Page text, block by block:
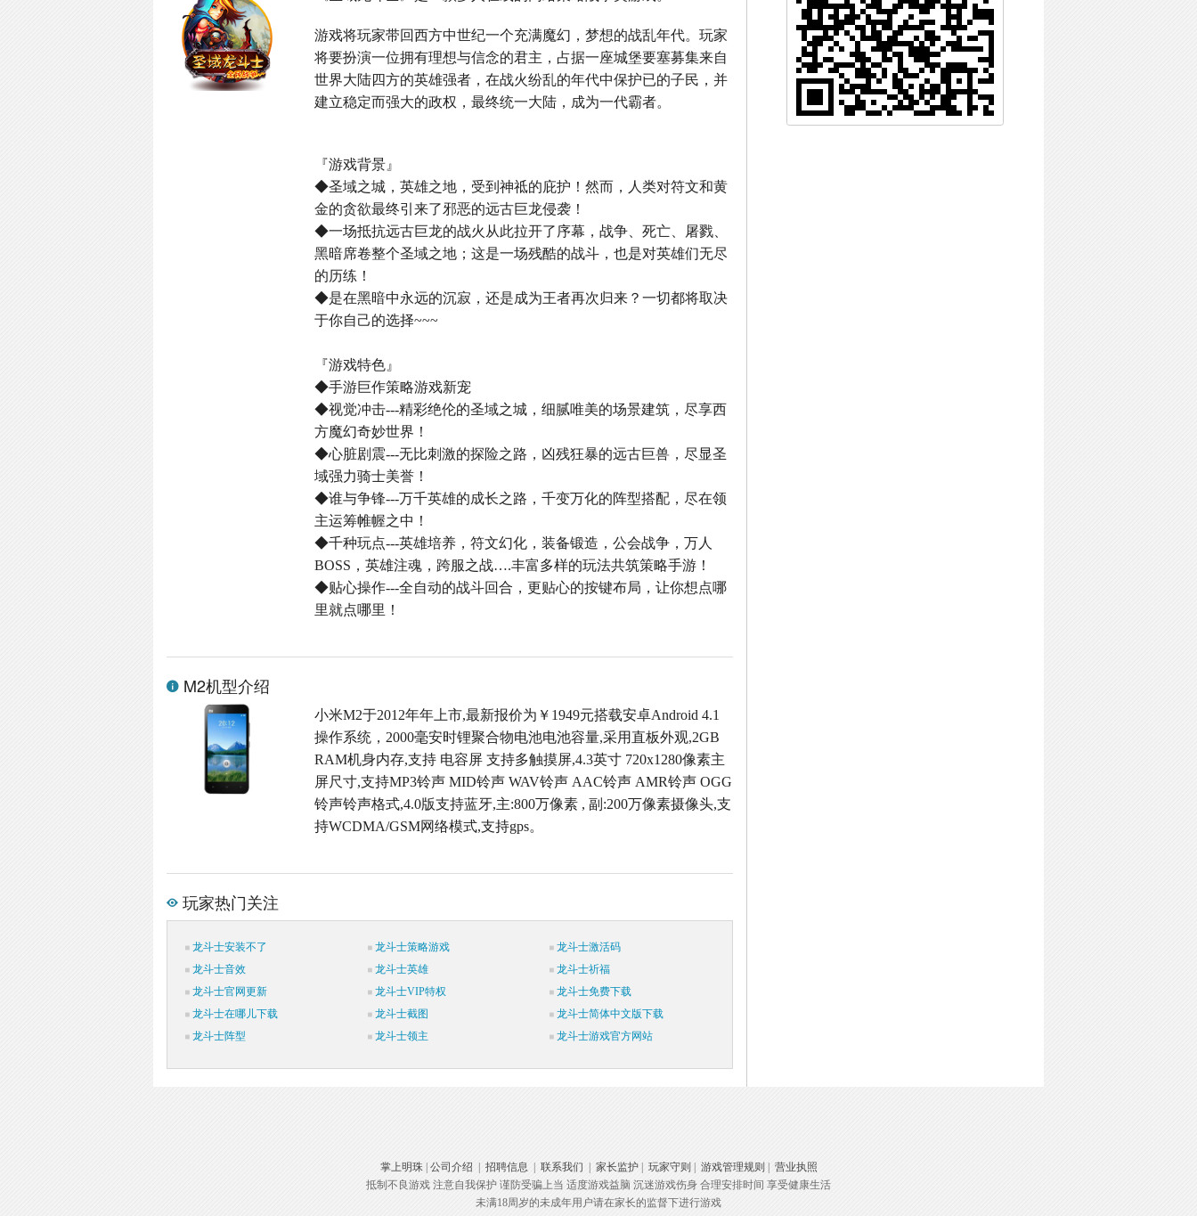
游戏将玩家带回西方中世纪一个充满魔幻，梦想的战乱年代。玩家
将要扮演一位拥有理想与信念的君主，占据一座城堡要塞募集来自
世界大陆四方的英雄强者，在战火纷乱的年代中保护已的子民，并
建立稳定而强大的政权，最终统一大陆，成为一代霸者。
『游戏背景』
◆圣域之城，英雄之地，受到神祗的庇护！然而，人类对符文和黄
金的贪欲最终引来了邪恶的远古巨龙侵袭！
◆一场抵抗远古巨龙的战火从此拉开了序幕，战争、死亡、屠戮、
黑暗席卷整个圣域之地；这是一场残酷的战斗，也是对英雄们无尽
的历练！
◆是在黑暗中永远的沉寂，还是成为王者再次归来？一切都将取决
于你自己的选择~~~
『游戏特色』
◆手游巨作策略游戏新宠
◆视觉冲击---精彩绝伦的圣域之城，细腻唯美的场景建筑，尽享西
方魔幻奇妙世界！
◆心脏剧震---无比刺激的探险之路，凶残狂暴的远古巨兽，尽显圣
域强力骑士美誉！
◆谁与争锋---万千英雄的成长之路，千变万化的阵型搭配，尽在领
主运筹帷幄之中！
◆千种玩点---英雄培养，符文幻化，装备锻造，公会战争，万人
BOSS，英雄注魂，跨服之战….丰富多样的玩法共筑策略手游！
◆贴心操作---全自动的战斗回合，更贴心的按键布局，让你想点哪
里就点哪里！
M2机型介绍
小米M2于2012年年上市,最新报价为￥1949元搭载安卓Android 4.1
操作系统，2000毫安时锂聚合物电池电池容量,采用直板外观,2GB
RAM机身内存,支持 电容屏 支持多触摸屏,4.3英寸 720x1280像素主
屏尺寸,支持MP3铃声 MID铃声 WAV铃声 AAC铃声 AMR铃声 OGG
铃声铃声格式,4.0版支持蓝牙,主:800万像素 , 副:200万像素摄像头,支
持WCDMA/GSM网络模式,支持gps。
玩家热门关注
龙斗士安装不了 龙斗士策略游戏
龙斗士激活码
龙斗士音效
龙斗士英雄
龙斗士祈福
龙斗士官网更新
龙斗士VIP特权
龙斗士免费下载
龙斗士在哪儿下载
龙斗士截图
龙斗士简体中文版下载
龙斗士阵型
龙斗士领主 龙斗士游戏官方网站
掌上明珠| 公司介绍 招聘信息 联系我们 家长监护| 玩家守则 游戏管理规则
营业执照
抵制不良游戏 注意自我保护 谨防受骗上当 适度游戏益脑 沉迷游戏伤身 合理安排时间 享受健康生活
未满18周岁的未成年用户请在家长的监督下进行游戏